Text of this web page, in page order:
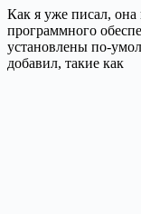
Как я уже писал, она
программного
установлены по-
добавил, такие как